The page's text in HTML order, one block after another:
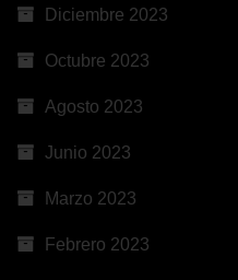
Diciembre 2023
Octubre 2023
Agosto 2023
Junio 2023
Marzo 2023
Febrero 2023